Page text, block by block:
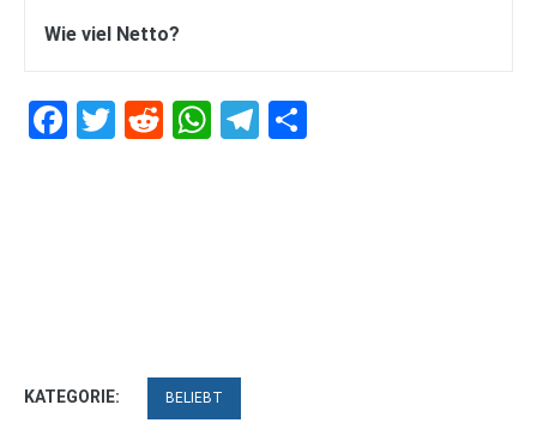
Wie viel Netto?
Facebook
Twitter
RedditWhatsApp
Telegram
KATEGORIE: BELIEBT